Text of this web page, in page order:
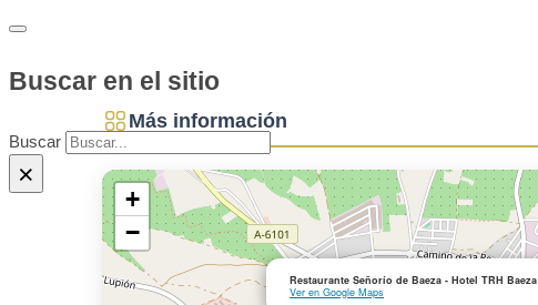
Buscar en el sitio
Buscar
×
Más información
Restaurante Señorío de Baeza - Hotel TRH Baeza
Ver en Google Maps
+
−